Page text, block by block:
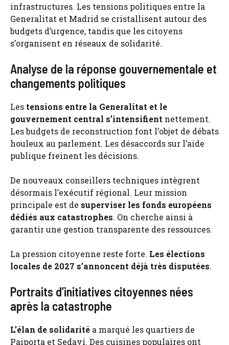
infrastructures. Les tensions politiques entre la
Generalitat et Madrid se cristallisent autour des
budgets d’urgence, tandis que les citoyens
s’organisent en réseaux de solidarité.
Analyse de la réponse gouvernementale et
changements politiques
Les tensions entre la Generalitat et le
gouvernement central s’intensifient nettement.
Les budgets de reconstruction font l’objet de débats
houleux au parlement. Les désaccords sur l’aide
publique freinent les décisions.
De nouveaux conseillers techniques intègrent
désormais l’exécutif régional. Leur mission
principale est de superviser les fonds européens
dédiés aux catastrophes. On cherche ainsi à
garantir une gestion transparente des ressources.
La pression citoyenne reste forte. Les élections
locales de 2027 s’annoncent déjà très disputées.
Portraits d’initiatives citoyennes nées
après la catastrophe
L’élan de solidarité a marqué les quartiers de
Paiporta et Sedaví. Des cuisines populaires ont